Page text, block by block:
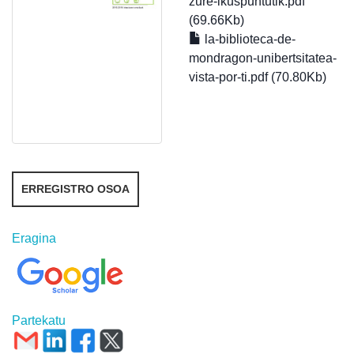
(69.66Kb)
la-biblioteca-de-
mondragon-unibertsitatea-
vista-por-ti.pdf (70.80Kb)
ERREGISTRO OSOA
Eragina
Partekatu